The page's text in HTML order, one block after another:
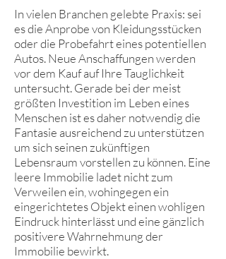
In vielen Branchen gelebte Praxis: sei
es die Anprobe von Kleidungsstücken
oder die Probefahrt eines potentiellen
Autos. Neue Anschaffungen werden
vor dem Kauf auf Ihre Tauglichkeit
untersucht. Gerade bei der meist
größten Investition im Leben eines
Menschen ist es daher notwendig die
Fantasie ausreichend zu unterstützen
um sich seinen zukünftigen
Lebensraum vorstellen zu können. Eine
leere Immobilie ladet nicht zum
Verweilen ein, wohingegen ein
eingerichtetes Objekt einen wohligen
Eindruck hinterlässt und eine gänzlich
positivere Wahrnehmung der
Immobilie bewirkt.